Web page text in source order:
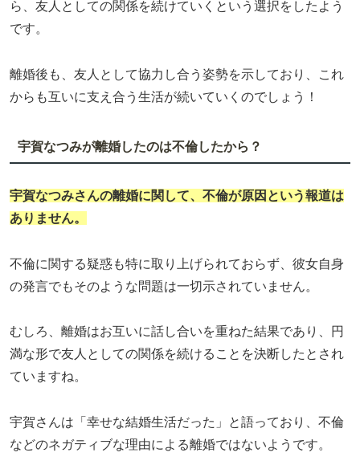
ら、友人としての関係を続けていくという選択をしたよう
です。
離婚後も、友人として協力し合う姿勢を示しており、これ
からも互いに支え合う生活が続いていくのでしょう！
宇賀なつみが離婚したのは不倫したから？
宇賀なつみさんの離婚に関して、不倫が原因という報道は
ありません。
不倫に関する疑惑も特に取り上げられておらず、彼女自身
の発言でもそのような問題は一切示されていません。
むしろ、離婚はお互いに話し合いを重ねた結果であり、円
満な形で友人としての関係を続けることを決断したとされ
ていますね。
宇賀さんは「幸せな結婚生活だった」と語っており、不倫
などのネガティブな理由による離婚ではないようです。